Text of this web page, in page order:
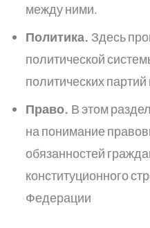
между ними.
Политика. Здесь
политической
политических
Право. В этом
на понимание
обязанностей
конституционного
Федерации